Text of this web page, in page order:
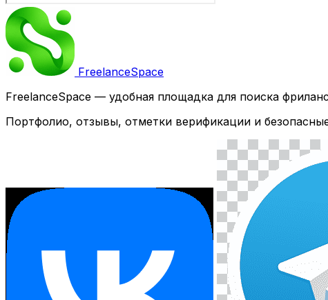
FreelanceSpace
FreelanceSpace — удобная площадка для поиска
Портфолио, отзывы, отметки верификации и